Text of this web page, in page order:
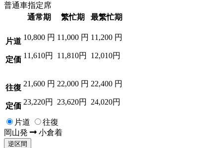
普通車指定席
通常期
繁忙期 最繁忙期
片道
定価
10,800 円
11,610円
11,000 円
11,810円
11,200 円
12,010円
往復
定価
21,600 円
23,220円
22,000 円
23,620円
22,400 円
24,020円
片道
往復
岡山発 小倉着
逆区間